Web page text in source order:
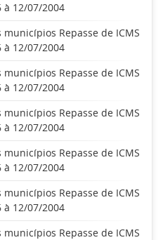
à 12/07/2004
Repasse de ICMS
à 12/07/2004
Repasse de ICMS
à 12/07/2004
Repasse de ICMS
à 12/07/2004
Repasse de ICMS
à 12/07/2004
Repasse de ICMS
à 12/07/2004
Repasse de ICMS